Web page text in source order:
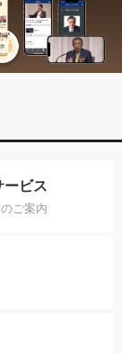
ービス
ご案内